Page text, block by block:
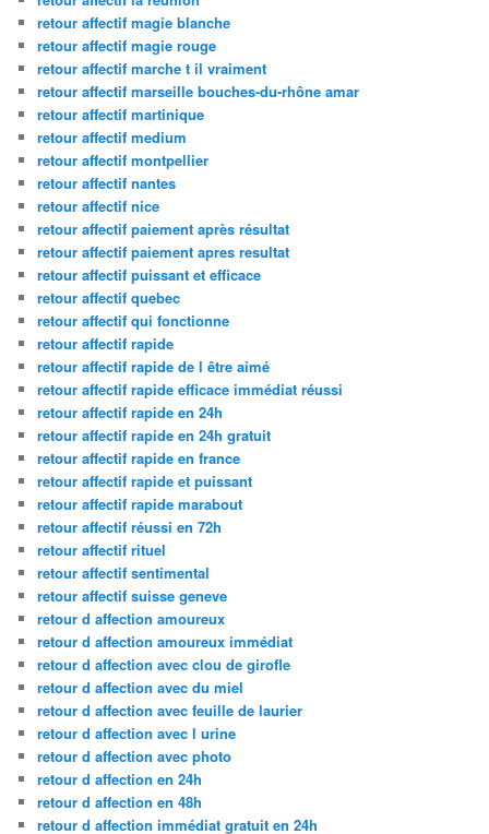
retour affectif magie blanche
retour affectif magie rouge
retour affectif marche t il vraiment
retour affectif marseille bouches-du-rhône amar
retour affectif martinique
retour affectif medium
retour affectif montpellier
retour affectif nantes
retour affectif nice
retour affectif paiement après résultat
retour affectif paiement apres resultat
retour affectif puissant et efficace
retour affectif quebec
retour affectif qui fonctionne
retour affectif rapide
retour affectif rapide de l être aimé
retour affectif rapide efficace immédiat réussi
retour affectif rapide en 24h
retour affectif rapide en 24h gratuit
retour affectif rapide en france
retour affectif rapide et puissant
retour affectif rapide marabout
retour affectif réussi en 72h
retour affectif rituel
retour affectif sentimental
retour affectif suisse geneve
retour d affection amoureux
retour d affection amoureux immédiat
retour d affection avec clou de girofle
retour d affection avec du miel
retour d affection avec feuille de laurier
retour d affection avec l urine
retour d affection avec photo
retour d affection en 24h
retour d affection en 48h
retour d affection immédiat gratuit en 24h